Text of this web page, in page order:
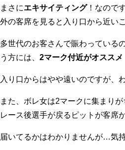
まさにエキサイティング！なので
外の客席を見ると入り口から近い
多世代のお客さんで賑わっている
う方には、 2マーク付近がオススメ
入り口からはやや遠いのですが、
また、ボレ女は2マークに集まり
レース後選手が戻るピットが客席
届いてるかはわかりませんが…気